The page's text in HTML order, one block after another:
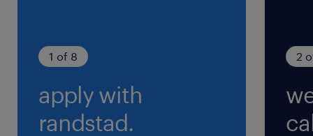
1 of 8
apply with
randstad.
2